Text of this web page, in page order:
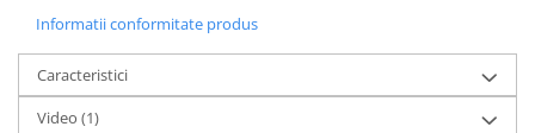
Informatii conformitate produs
Caracteristici
Video (1)